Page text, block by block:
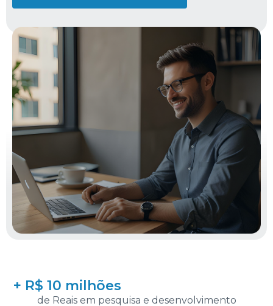
+ R$ 10 milhões
de Reais em pesquisa e desenvolvimento